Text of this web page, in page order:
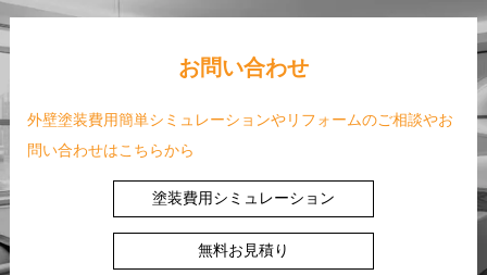
お問い合わせ
外壁塗装費用簡単シミュレーションやリフォームのご相談やお
問い合わせはこちらから
塗装費用シミュレーション
無料お見積り